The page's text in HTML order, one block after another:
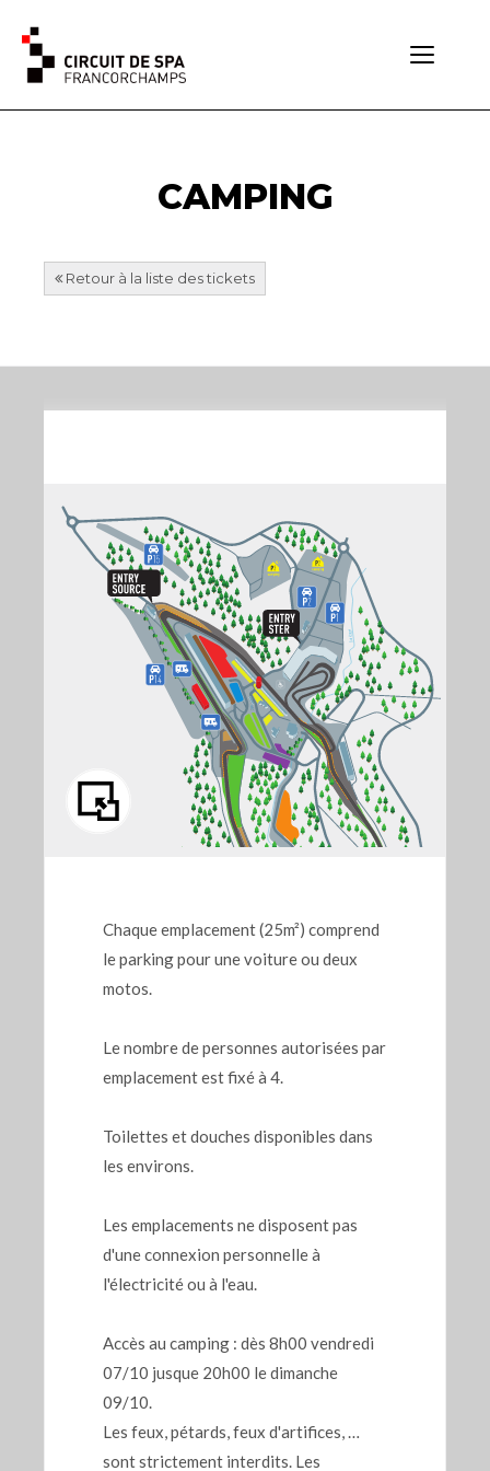
Toggle
CAMPING
Retour à la liste des tickets
Chaque emplacement (25m²) comprend
le parking pour une voiture ou deux
motos.
Le nombre de personnes autorisées par
emplacement est fixé à 4.
Toilettes et douches disponibles dans
les environs.
Les emplacements ne disposent pas
d'une connexion personnelle à
l'électricité ou à l'eau.
Accès au camping : dès 8h00 vendredi
07/10 jusque 20h00 le dimanche
09/10.
Les feux, pétards, feux d'artifices, …
sont strictement interdits. Les